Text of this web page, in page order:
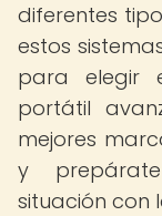
diferentes
estos
para elegir
portátil
mejores
y
situación con